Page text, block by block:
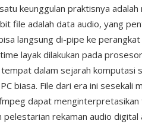
keunggulan praktisnya
file adalah data audio, yang
langsung di-pipe ke
layak dilakukan pada
dalam sejarah komputasi
biasa. File dari era ini sesekali
dapat
rekaman audio digital